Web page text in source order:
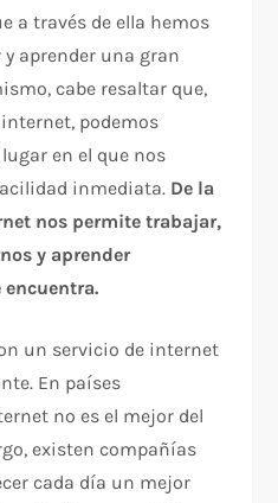
a través de ella hemos
aprender una gran
cabe resaltar que,
podemos
en el que nos
inmediata. De la
nos permite trabajar,
y aprender
un servicio de internet
En países
no es el mejor del
existen compañías
cada día un mejor